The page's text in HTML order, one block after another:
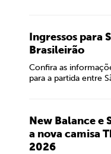
Ingressos para
Brasileirão
Confira as
para a partida entre
New Balance e
a nova camisa
2026